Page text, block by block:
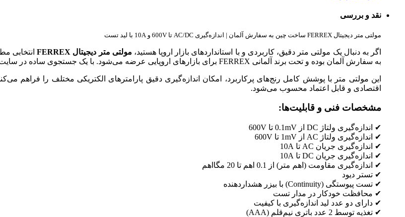
نقد و بررسی
مولتی متر دیجیتال FERREX ساخت چین به سفارش آلمان | اندازه‌گیری AC/DC تا 600V و 10A با لید تست
اگر به دنبال یک مولتی متر دقیق، کاربردی و با استانداردهای بازار اروپا هستید، مولتی متر دیجیتال FERREX
انتخابی
به سفارش آلمان بوده و تحت برند آلمانی FERREX برای بازارهای اروپایی عرضه می‌شود. با یک جستجوی ساده در سایت‌های فروش بین‌المللی می‌توانید حضور این برند را در بازار اروپا مشاهده کنید.
این مولتی متر با پوشش کامل رنج‌های پرکاربرد، امکان اندازه‌گیری دقیق پارامترهای الکتریکی مختلف را فراهم
اقتصادی و قابل اعتماد محسوب می‌شود.
مشخصات فنی و قابلیت‌ها:
✔ اندازه‌گیری ولتاژ DC از 0.1mV تا 600V
✔ اندازه‌گیری ولتاژ AC از 1mV تا 600V
✔ اندازه‌گیری جریان AC تا 10A
✔ اندازه‌گیری جریان DC تا 10A
✔ اندازه‌گیری مقاومت (اهم متر) از 0.1 اهم تا 20 مگااهم
✔ تستر دیود
✔ تست پیوستگی (Continuity) با بیزر هشداردهنده
✔ محافظت خودکار در مدار تست
✔ دارای دو عدد لید اندازه‌گیری با کیفیت
✔ تغذیه توسط 2 عدد باتری نیم‌قلم (AAA)